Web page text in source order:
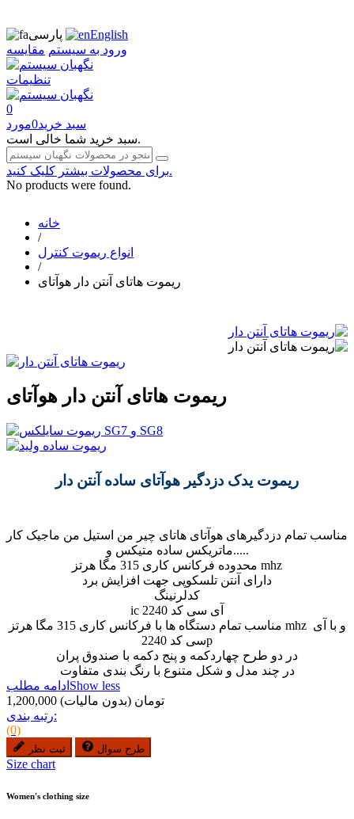
پارسی
English
ورود به سیستم مقایسه
تنظیمات
0
سبد خرید0مورد
سبد خرید شما خالی است.
برای محصولات بیشتر کلیک کنید.
No products were found.
خانه
/
انواع ریموت کنترل
/
ریموت هاتای آنتن دار هوآتای
ریموت هاتای آنتن دار هوآتای
ریموت یدک دزدگیر هوآتای ساده آنتن دار
مناسب تمام دزدگیرهای هوآتای هاتای چیر من استیل من ماجیک کار
ماتریکس ساده متیکس و.....
محدوده فرکانس کاری 315 مگا هرتز mhz
دارای آنتن تلسکوپی جهت افزایش برد
کدلرنینگ
ic 2240 آی سی کد
مناسب تمام دستگاه ها با فرکانس کاری 315 مگا هرتز mhz و با آی
سی کد 2240p
در دو طرح چهاردکمه و پنج دکمه با صندوق پران
در چند مدل و شکل متنوع با رنگ بندی متفاوت
ادامه مطلب Show less
1,200,000 تومان (بدون مالیات)
رتبه بندی:
(0)
ثبت نظر طرح سوال
Size chart
Women's clothing size